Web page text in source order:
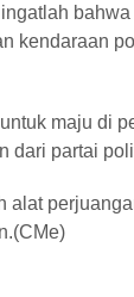
kendaraan
maju di
dari partai